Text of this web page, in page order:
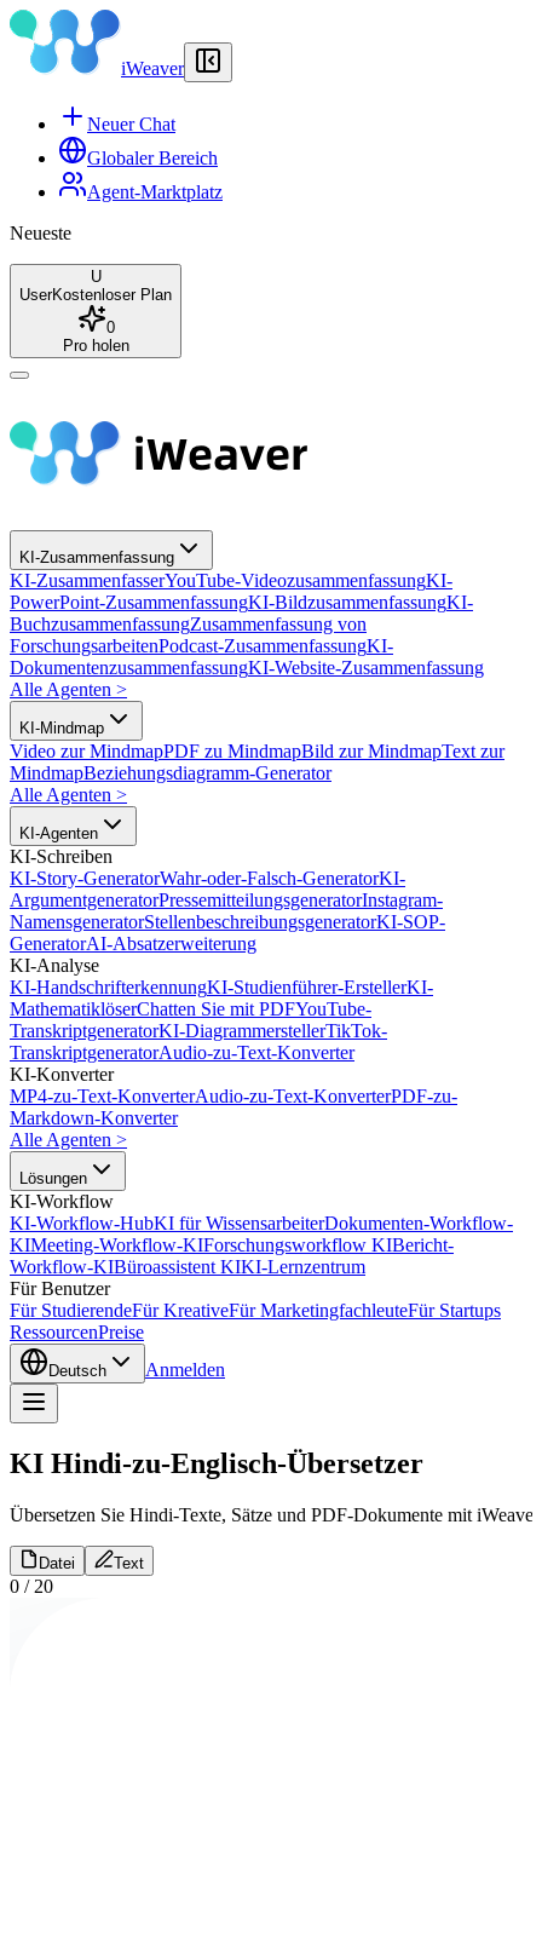
iWeaver
Neuer Chat
Globaler Bereich
Agent-Marktplatz
Neueste
U
UserKostenloser Plan
0
Pro holen
KI-Zusammenfassung
KI-ZusammenfasserYouTube-VideozusammenfassungKI-
PowerPoint-ZusammenfassungKI-BildzusammenfassungKI-
BuchzusammenfassungZusammenfassung von
ForschungsarbeitenPodcast-ZusammenfassungKI-
DokumentenzusammenfassungKI-Website-Zusammenfassung
Alle Agenten >
KI-Mindmap
Video zur MindmapPDF zu MindmapBild zur MindmapText zur
MindmapBeziehungsdiagramm-Generator
Alle Agenten >
KI-Agenten
KI-Schreiben
KI-Story-GeneratorWahr-oder-Falsch-GeneratorKI-
ArgumentgeneratorPressemitteilungsgeneratorInstagram-
NamensgeneratorStellenbeschreibungsgeneratorKI-SOP-
GeneratorAI-Absatzerweiterung
KI-Analyse
KI-HandschrifterkennungKI-Studienführer-ErstellerKI-
MathematiklöserChatten Sie mit PDFYouTube-
TranskriptgeneratorKI-DiagrammerstellerTikTok-
TranskriptgeneratorAudio-zu-Text-Konverter
KI-Konverter
MP4-zu-Text-KonverterAudio-zu-Text-KonverterPDF-zu-
Markdown-Konverter
Alle Agenten >
Lösungen
KI-Workflow
KI-Workflow-HubKI für WissensarbeiterDokumenten-Workflow-
KIMeeting-Workflow-KIForschungsworkflow KIBericht-
Workflow-KIBüroassistent KIKI-Lernzentrum
Für Benutzer
Für StudierendeFür KreativeFür MarketingfachleuteFür Startups
RessourcenPreise
Deutsch Anmelden
KI Hindi-zu-Englisch-Übersetzer
Übersetzen Sie Hindi-Texte, Sätze und PDF-Dokumente mit
Datei Text
0 / 20